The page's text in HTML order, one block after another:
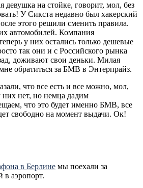
девушка на стойке, говорит, мол, без
У Сикста недавно был хакерский
этого решили сменить правила.
автомобилей. Компания
у них остались только дешевые
так они и с Российского рынка
доживают свои деньки. Милая
обратиться за БМВ в Энтерпрайз.
что все есть и все можно, мол,
нет, но немца дадим
что это будет именно БМВ, все
свободно на момент выдачи. Ок!
в Берлине мы поехали за
аэропорт.